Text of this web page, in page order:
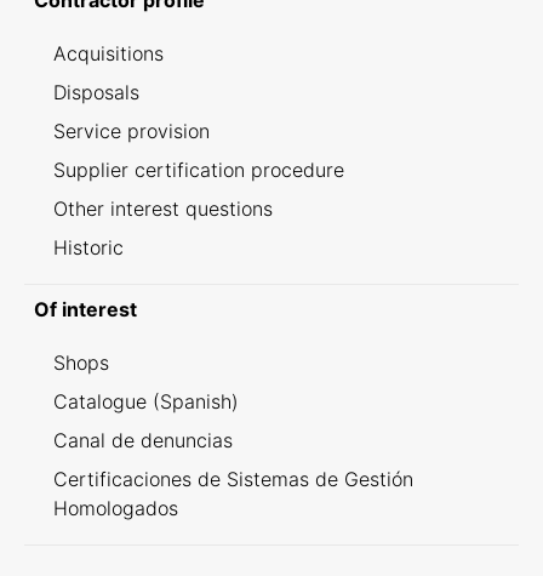
Acquisitions
Disposals
Service provision
Supplier certification procedure
Other interest questions
Historic
Of interest
Shops
Catalogue (Spanish)
Canal de denuncias
Certificaciones de Sistemas de Gestión
Homologados